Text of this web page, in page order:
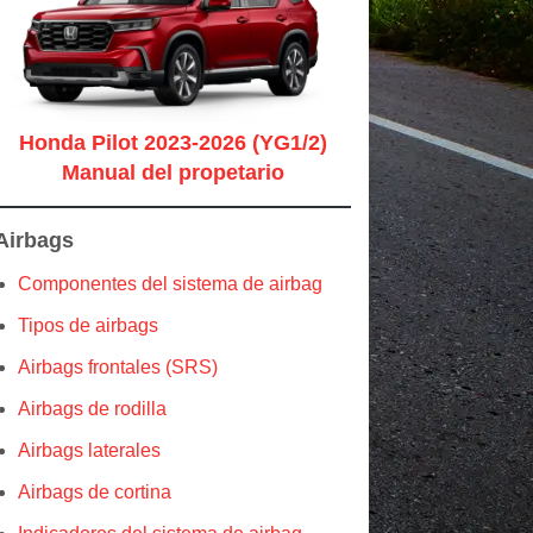
Honda Pilot 2023-2026 (YG1/2)
Manual del propetario
Componentes del sistema de airbag
Tipos de airbags
Airbags frontales (SRS)
Airbags de rodilla
Airbags laterales
Airbags de cortina